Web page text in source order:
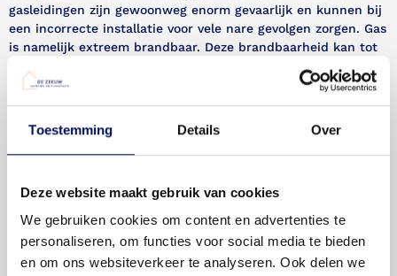
Toestemming Details Over
Deze website maakt gebruik van cookies
We gebruiken cookies om content en advertenties te
personaliseren, om functies voor social media te bieden
en om ons websiteverkeer te analyseren. Ook delen we
gasleidingen zijn gewoonweg enorm gevaarlijk en kunnen bij
een incorrecte installatie voor vele nare gevolgen zorgen. Gas
is namelijk extreem brandbaar. Deze brandbaarheid kan tot
De Zeeuw bezit alle nodige kennis om gasleidingen op een
correcte wijze te installeren.
Wilt u gasleidingen laten aanleggen of omleggen voor
bijvoorbeeld een gashaard, cv-ketel of gasfornuis? Neem dan
u graag te woord en komen graag langs om de gasleidingen
Riolering